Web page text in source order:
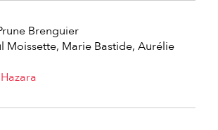
Brenguier
Moissette Marie Bastide Aurélie